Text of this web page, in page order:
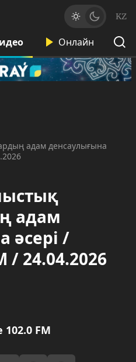
KZ
Онлайн
адам денсаулығына
адам
әсері /
/ 24.04.2026
FM